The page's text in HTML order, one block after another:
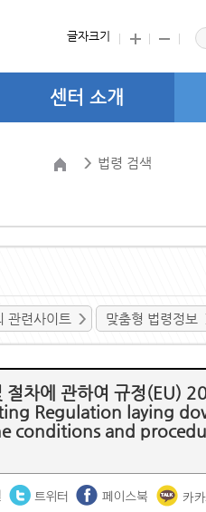
글자크기
센터 소개
법령 검색
관련사이트 맞춤형 법령정보
절차에 관하여 규정(EU)
Regulation laying
conditions and